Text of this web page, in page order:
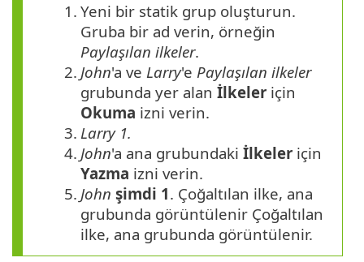
1. Yeni bir statik grup oluşturun.
Gruba bir ad verin, örneğin
Paylaşılan ilkeler.
2. John'a ve Larry'e Paylaşılan ilkeler
grubunda yer alan İlkeler için
Okuma izni verin.
3. Larry 1.
4. John'a ana grubundaki İlkeler için
Yazma izni verin.
5. John şimdi 1. Çoğaltılan ilke, ana
grubunda görüntülenir Çoğaltılan
ilke, ana grubunda görüntülenir.